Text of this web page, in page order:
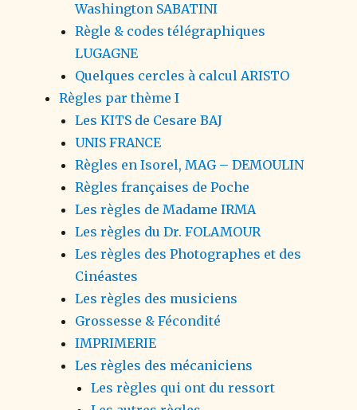
Washington SABATINI
Règle & codes télégraphiques
LUGAGNE
Quelques cercles à calcul ARISTO
Règles par thème I
Les KITS de Cesare BAJ
UNIS FRANCE
Règles en Isorel, MAG – DEMOULIN
Règles françaises de Poche
Les règles de Madame IRMA
Les règles du Dr. FOLAMOUR
Les règles des Photographes et des
Cinéastes
Les règles des musiciens
Grossesse & Fécondité
IMPRIMERIE
Les règles des mécaniciens
Les règles qui ont du ressort